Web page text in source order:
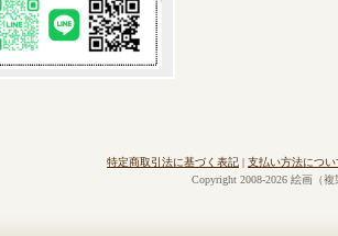
特定商取引法に基づく表記 | 支払い方法につい
Copyright 2008-2026 絵画（